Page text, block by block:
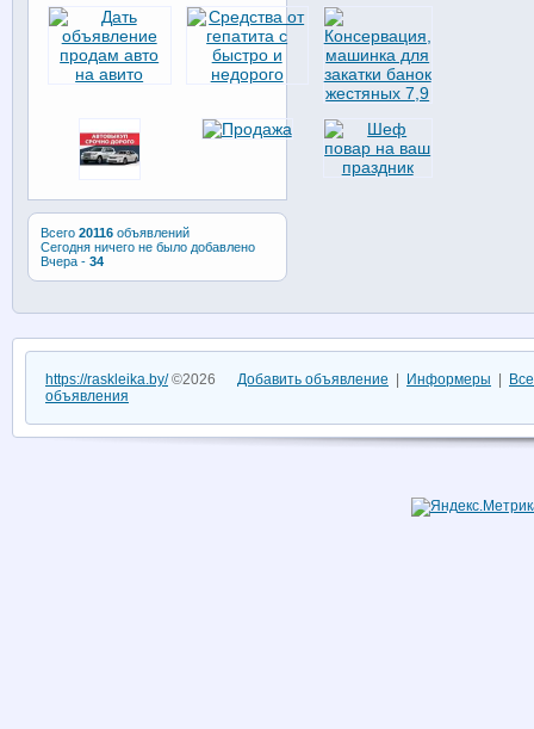
Всего 20116объявлений
Сегодня ничего не было добавлено
Вчера - 34
https://raskleika.by/©2026 Добавить объявление Информеры
объявления